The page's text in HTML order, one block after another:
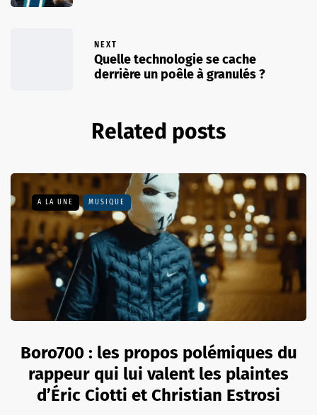
NEXT
Quelle technologie se cache
derrière un poêle à granulés ?
Related posts
A LA UNE MUSIQUE
Boro700 : les propos polémiques du
rappeur qui lui valent les plaintes
d’Éric Ciotti et Christian Estrosi